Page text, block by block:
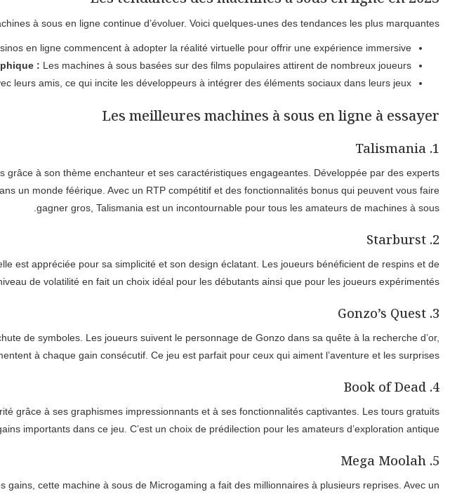
à sous en ligne continue d’évoluer. Voici quelques-unes des tendances les plus marquantes :
en ligne commencent à adopter la réalité virtuelle pour offrir une expérience immersive.
: Les machines à sous basées sur des films populaires attirent de nombreux joueurs.
leurs amis, ce qui incite les développeurs à intégrer des éléments sociaux dans leurs jeux.
Les meilleures machines à sous en ligne à essayer
1. Talismania
grâce à son thème enchanteur et ses caractéristiques engageantes. Développée par des experts
un monde féérique. Avec un RTP compétitif et des fonctionnalités bonus qui peuvent vous faire
gagner gros, Talismania est un incontournable pour tous les amateurs de machines à sous.
2. Starburst
est appréciée pour sa simplicité et son design éclatant. Les joueurs bénéficient de respins et de
de volatilité en fait un choix idéal pour les débutants ainsi que pour les joueurs expérimentés.
3. Gonzo’s Quest
de symboles. Les joueurs suivent le personnage de Gonzo dans sa quête à la recherche d’or,
à chaque gain consécutif. Ce jeu est parfait pour ceux qui aiment l’aventure et les surprises.
4. Book of Dead
grâce à ses graphismes impressionnants et à ses fonctionnalités captivantes. Les tours gratuits
importants dans ce jeu. C’est un choix de prédilection pour les amateurs d’exploration antique.
5. Mega Moolah
cette machine à sous de Microgaming a fait des millionnaires à plusieurs reprises. Avec un